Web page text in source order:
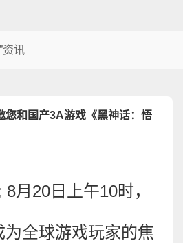
资讯
您和国产3A游戏《黑神话：悟
月20日上午10时，
为全球游戏玩家的焦